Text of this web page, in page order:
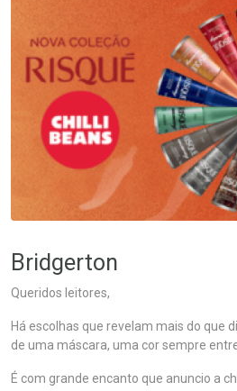
Bridgerton
Queridos leitores,
Há escolhas que revelam mais do que
de uma máscara, uma cor sempre
É com grande encanto que anuncio a